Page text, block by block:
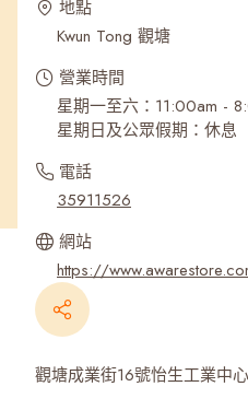
地點
Kwun Tong 觀塘
營業時間
星期一至六：11:00am -
星期日及公眾假期：休息
電話
35911526
網站
https://
觀塘成業街16號怡生工業中